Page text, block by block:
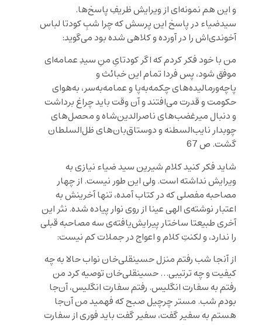
و این هم نمونه‌ای از ویرایش ظریفِ پاسخ‌ها.
سیدضیاء در پاسخ این پرسش که چرا شبِ کودتا لباس
آخوندی‌اش را در آورده و کلاهی شده بود می‌گوید:
من با خود فکر کردم که اگر کودتایِ منِ سیدِ عمامه‌ای
موفق شود، پس فردا تمام این خبائث و
پاچه‌ورمالیده‌های چکمه‌به‌پا و عمامه‌به‌سر، به‌هوای
حکومت و قدرت می‌افتند و آن وقت باید چراغ برداشت
و دنبال میرغضب‌های ناصرالدین‌شاه و محصل‌های
چوبدار نایب‌السطنه و دوستاق‌بان‌های ظل‌السلطان
گشت. ص 67
شاید فکر کنید کلام شیرین سید ضیاء نیازی به
ویرایش نداشته است. ولی این طور نیست. از چهار
مصاحبه مفصلی که در کتاب آمده، تنها آخرینش به
اعتبار نوشته‌ی الهی عینا از روی نوار پیاده شده. نثر این
آخری طبیعتا ساختار پیرایش‌یافته‌ی سه مصاحبه قبلی
را ندارد، و لکنتِ کلام و اعواج در جملات کم نیست:
از آنجا شب رفتم منزل حسینقلی‌خان نواب حالا به چه
کیفیت و چه ترتیبی… حسینقلی‌خان توصیه کرد من
رفتم به سفارت انگلیس. رفتم سفارت انگلیس، آن‌جا
بودم شب. مستر چرچیل صبح که فهمید من آن‌جا
هستم به سفیر گفت، سفیر گفت باید فوری از سفارت